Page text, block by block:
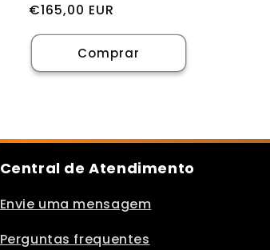
Preço
normal
€165,00 EUR
Comprar
Central de Atendimento
Envie uma mensagem
Perguntas frequentes